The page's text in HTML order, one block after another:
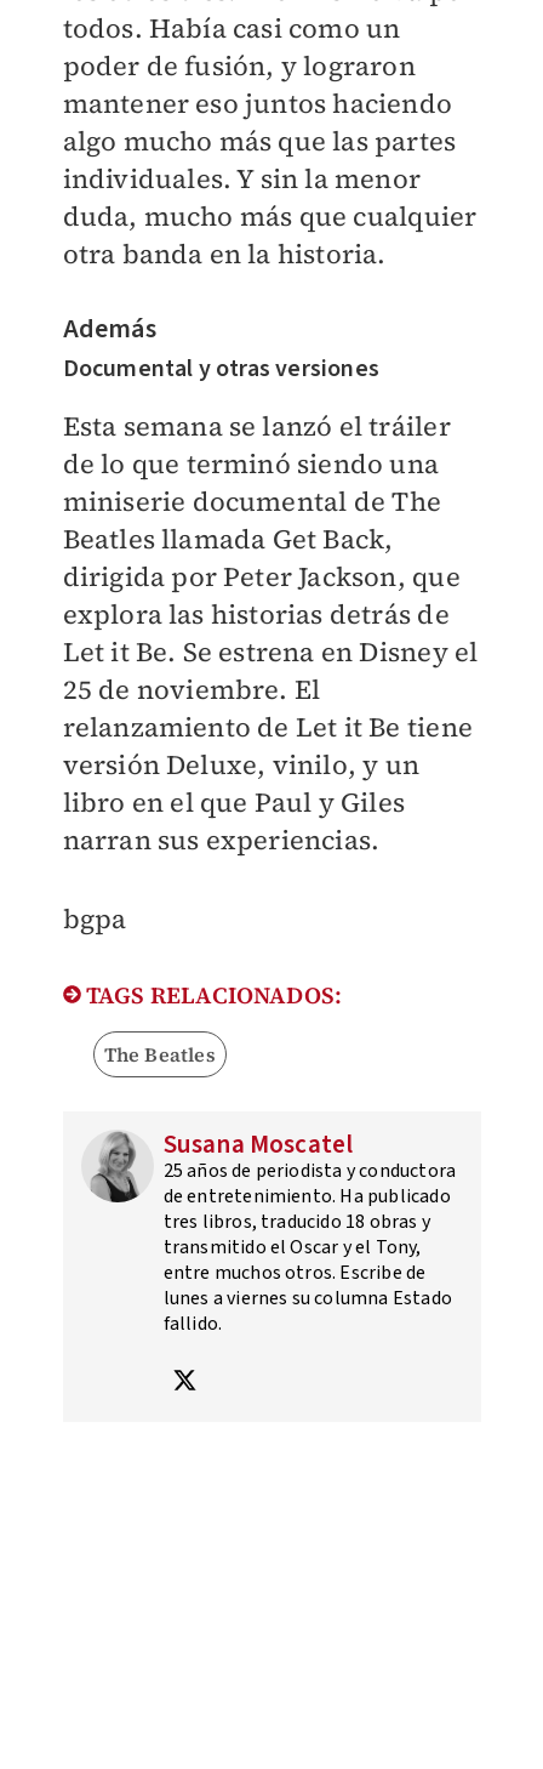
todos. Había casi como un
poder de fusión, y lograron
mantener eso juntos haciendo
algo mucho más que las partes
individuales. Y sin la menor
duda, mucho más que cualquier
otra banda en la historia.
Además
Documental y otras versiones
Esta semana se lanzó el tráiler
de lo que terminó siendo una
miniserie documental de The
Beatles llamada Get Back,
dirigida por Peter Jackson, que
explora las historias detrás de
Let it Be. Se estrena en Disney el
25 de noviembre. El
relanzamiento de Let it Be tiene
versión Deluxe, vinilo, y un
libro en el que Paul y Giles
narran sus experiencias.
​bgpa
TAGS RELACIONADOS:
The Beatles
Susana Moscatel
25 años de periodista y conductora
de entretenimiento. Ha publicado
tres libros, traducido 18 obras y
transmitido el Oscar y el Tony,
entre muchos otros. Escribe de
lunes a viernes su columna Estado
fallido.